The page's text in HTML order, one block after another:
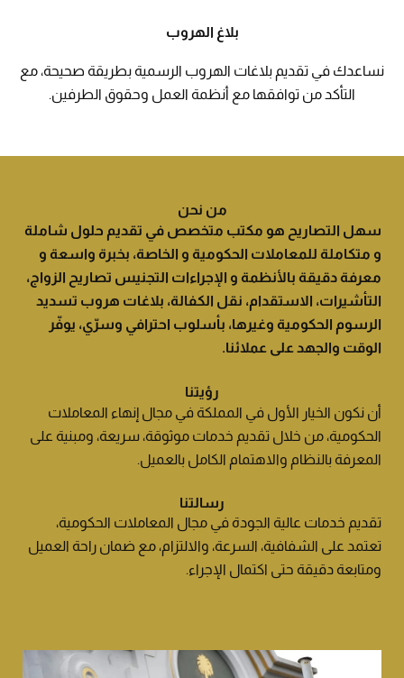
بلاغ الهروب
نساعدك في تقديم بلاغات الهروب الرسمية بطريقة صحيحة، مع
التأكد من توافقها مع أنظمة العمل وحقوق الطرفين.
من نحن
سهل التصاريح هو مكتب متخصص في تقديم حلول شاملة
و متكاملة للمعاملات الحكومية و الخاصة، بخبرة واسعة و
معرفة دقيقة بالأنظمة و الإجراءات التجنيس تصاريح الزواج،
التأشيرات، الاستقدام، نقل الكفالة، بلاغات هروب تسديد
الرسوم الحكومية وغيرها، بأسلوب احترافي وسرّي، يوفّر
الوقت والجهد على عملائنا.
رؤيتنا
أن نكون الخيار الأول في المملكة في مجال إنهاء المعاملات
الحكومية، من خلال تقديم خدمات موثوقة، سريعة، ومبنية على
المعرفة بالنظام والاهتمام الكامل بالعميل.
رسالتنا
تقديم خدمات عالية الجودة في مجال المعاملات الحكومية،
تعتمد على الشفافية، السرعة، والالتزام، مع ضمان راحة العميل
ومتابعة دقيقة حتى اكتمال الإجراء.